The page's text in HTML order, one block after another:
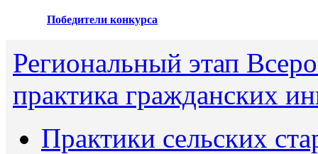
Победители конкурса
Региональный этап
практика гражданских
Практики сельских